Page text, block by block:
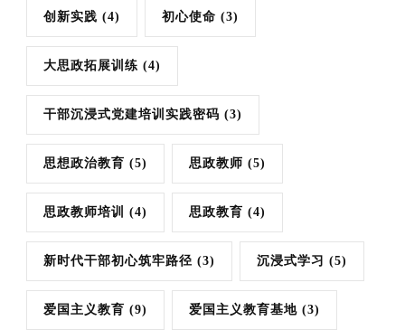
创新实践 (4) 初心使命 (3)
大思政拓展训练 (4)
干部沉浸式党建培训实践密码 (3)
思想政治教育 (5) 思政教师 (5)
思政教师培训 (4) 思政教育 (4)
新时代干部初心筑牢路径 (3) 沉浸式学习 (5)
爱国主义教育 (9) 爱国主义教育基地 (3)